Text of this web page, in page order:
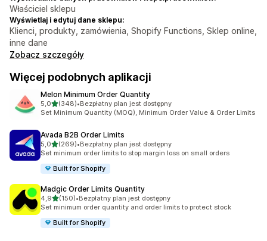
Właściciel sklepu
Wyświetlaj i edytuj dane sklepu:
Klienci, produkty, zamówienia, Shopify Functions, Sklep online,
inne dane
Zobacz szczegóły
Więcej podobnych aplikacji
Melon Minimum Order Quantity
5,0na 5 gwiazdek
(348)
Łączna liczba recenzji: 348
•Bezpłatny plan jest dostępny
Set Minimum Quantity (MOQ), Minimum Order Value & Order Limits
Avada B2B Order Limits
5,0na 5 gwiazdek
(269)
Łączna liczba recenzji: 269
•Bezpłatny plan jest dostępny
Set minimum order limits to stop margin loss on small orders
Built for Shopify
Madgic Order Limits Quantity
4,9na 5 gwiazdek
(150)
Łączna liczba recenzji: 150
•Bezpłatny plan jest dostępny
Set minimum order quantity and order limits to protect stock
Built for Shopify